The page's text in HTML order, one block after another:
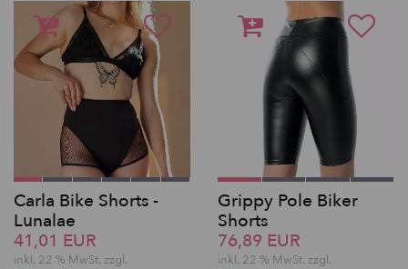
Carla Bike Shorts -
Lunalae
41,01 EUR
inkl. 22 % MwSt. zzgl.
Grippy Pole Biker
Shorts
76,89 EUR
inkl. 22 % MwSt. zzgl.